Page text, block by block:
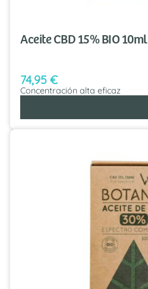
Aceite CBD 15% BIO 10ml
74,95 €
Concentración alta eficaz